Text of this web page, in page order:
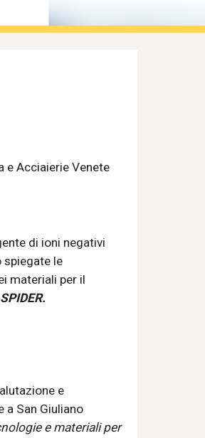
e Acciaierie Venete
di ioni negativi
spiegate le
materiali per il
SPIDER.
e
San Giuliano
e materiali per